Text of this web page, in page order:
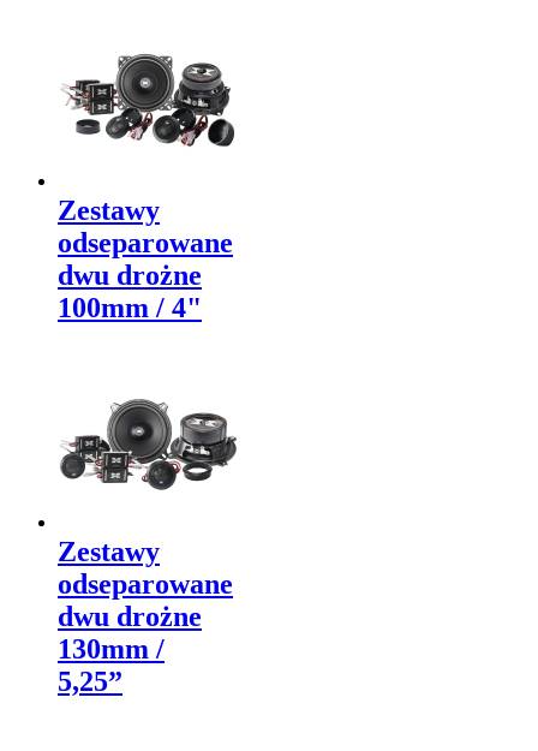
Zestawy
odseparowane
dwu drożne
100mm / 4"
Zestawy
odseparowane
dwu drożne
130mm /
5,25”